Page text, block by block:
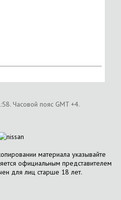
. Часовой пояс GMT +4.
материала указывайте
официальным представителем
для лиц старше 18 лет.